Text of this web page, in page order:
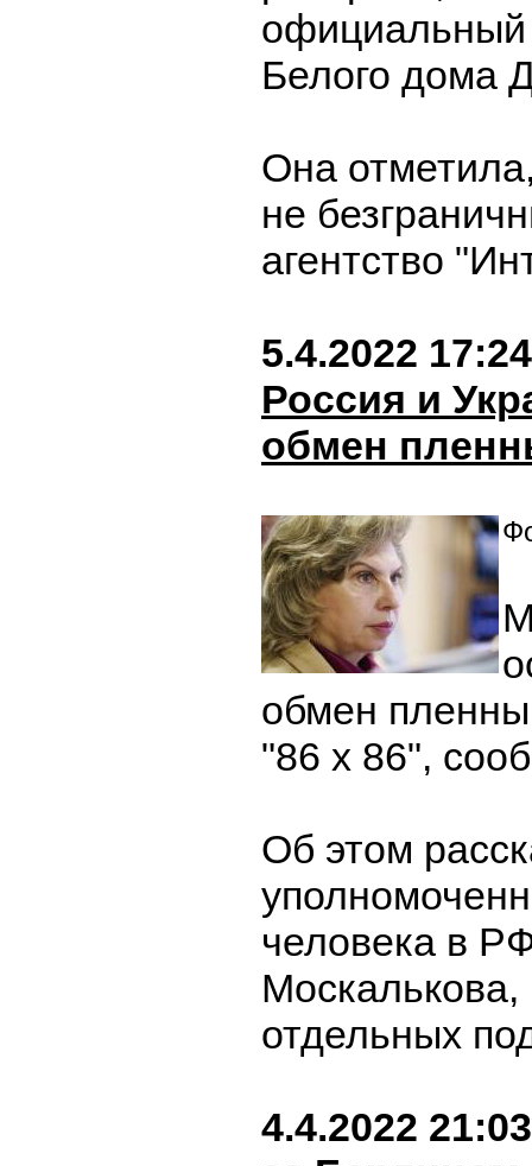
официальный
Белого дома
Она
не
агентство
5.4.2022 17:24
Россия и
обмен
обмен
"86 х 86",
Об этом
человека в
Москалькова,
отдельных
4.4.2022 21:03